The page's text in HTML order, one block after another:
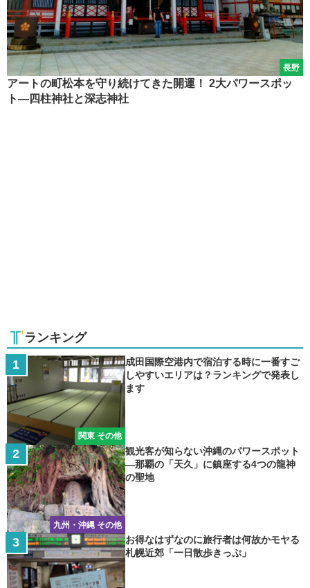
長野
アートの町松本を守り続けてきた開運！ 2大パワースポッ
ト―四柱神社と深志神社
ランキング
関東 その他
成田国際空港内で宿泊する時に一番すご
しやすいエリアは？ランキングで発表し
ます
九州・沖縄 その他
観光客が知らない沖縄のパワースポット
―那覇の「天久」に鎮座する4つの龍神
の聖地
お得なはずなのに旅行者は何故かモヤる
札幌近郊「一日散歩きっぷ」